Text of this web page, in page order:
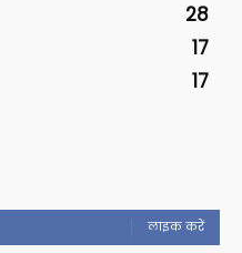
28
17
17
लाइक करें